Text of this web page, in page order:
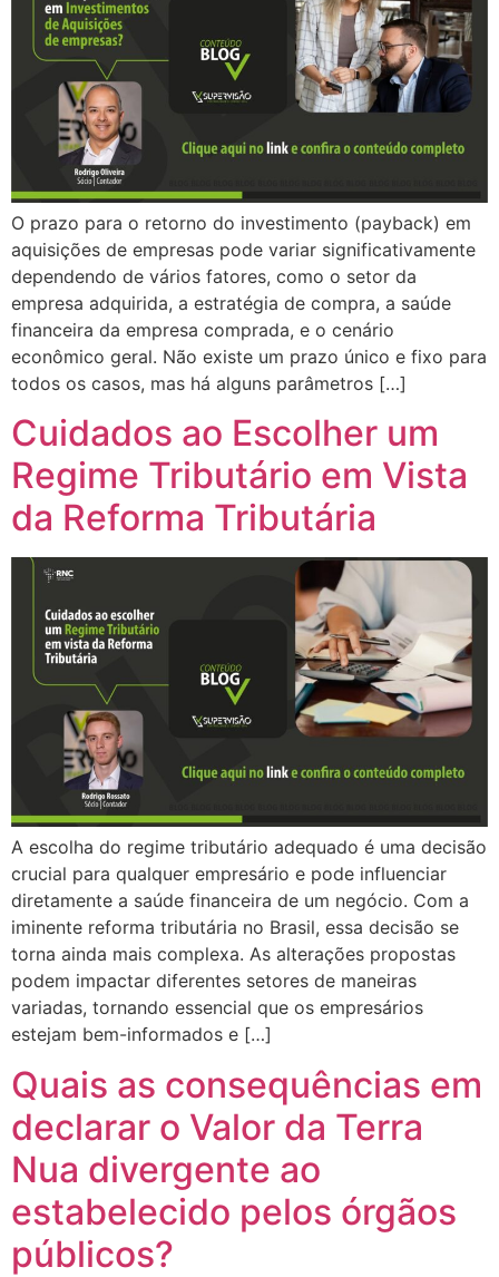
O prazo para o retorno do investimento (payback) em
aquisições de empresas pode variar significativamente
dependendo de vários fatores, como o setor da
empresa adquirida, a estratégia de compra, a saúde
financeira da empresa comprada, e o cenário
econômico geral. Não existe um prazo único e fixo para
todos os casos, mas há alguns parâmetros […]
Cuidados ao Escolher um
Regime Tributário em Vista
da Reforma Tributária
A escolha do regime tributário adequado é uma decisão
crucial para qualquer empresário e pode influenciar
diretamente a saúde financeira de um negócio. Com a
iminente reforma tributária no Brasil, essa decisão se
torna ainda mais complexa. As alterações propostas
podem impactar diferentes setores de maneiras
variadas, tornando essencial que os empresários
estejam bem-informados e […]
Quais as consequências em
declarar o Valor da Terra
Nua divergente ao
estabelecido pelos órgãos
públicos?